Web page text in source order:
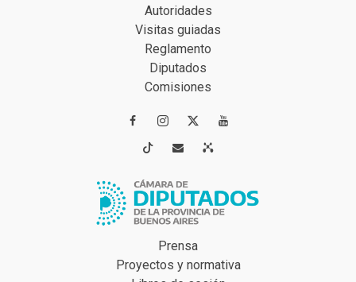
Autoridades
Visitas guiadas
Reglamento
Diputados
Comisiones
 
 
Prensa
Proyectos y normativa